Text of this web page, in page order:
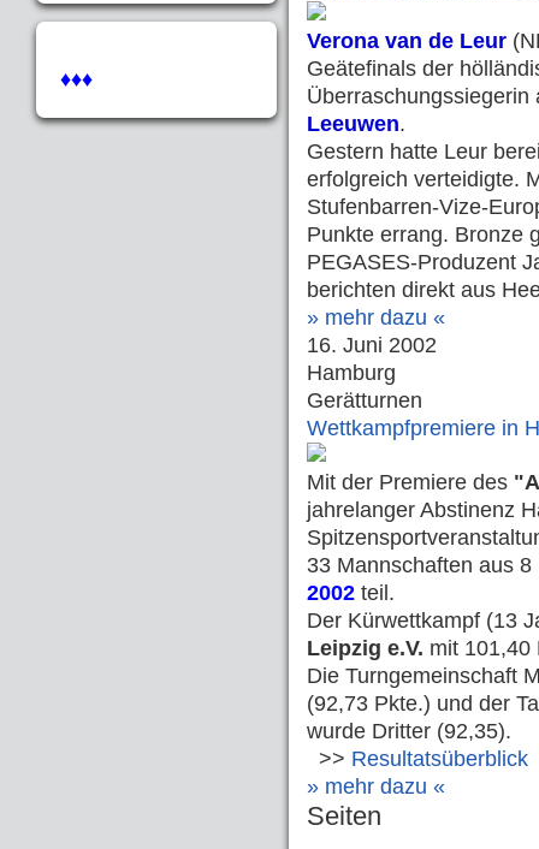
♦♦♦
Verona van de Leur
Geätefinals der
Leeuwen.
Gestern hatte Leur
erfolgreich verteidigte.
Stufenbarren-Vize-
Punkte errang. Bronze
PEGASES-Produzent
berichten direkt aus
» mehr dazu «
16. Juni 2002
Hamburg
Gerätturnen
Wettkampfpremiere in
Mit der Premiere des
jahrelanger Abstinenz
33 Mannschaften aus
2002 teil.
Der Kürwettkampf (13
Leipzig e.V. mit 101,40
Die Turngemeinschaft
(92,73 Pkte.) und der
wurde Dritter (92,35).
>> Resultatsüberblick
» mehr dazu «
Seiten